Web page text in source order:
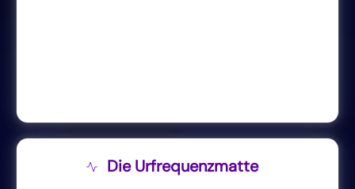
Die Urfrequenzmatte